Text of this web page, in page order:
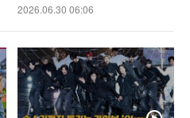
2026.06.30 06:06